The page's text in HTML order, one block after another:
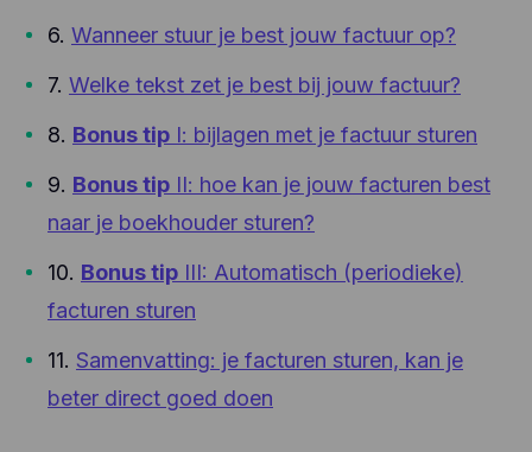
6. Wanneer stuur je best jouw factuur op?
7. Welke tekst zet je best bij jouw factuur?
8. Bonus tip I: bijlagen met je factuur sturen
9. Bonus tip II: hoe kan je jouw facturen best
naar je boekhouder sturen?
10. Bonus tip III: Automatisch (periodieke)
facturen sturen
11. Samenvatting: je facturen sturen, kan je
beter direct goed doen